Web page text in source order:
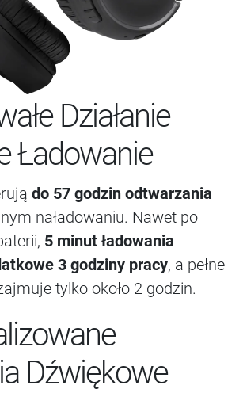
Działanie
Ładowanie
do 57 godzin odtwarzania
naładowaniu. Nawet po
5 minut ładowania
3 godziny pracy, a pełne
tylko około 2 godzin.
Dźwiękowe